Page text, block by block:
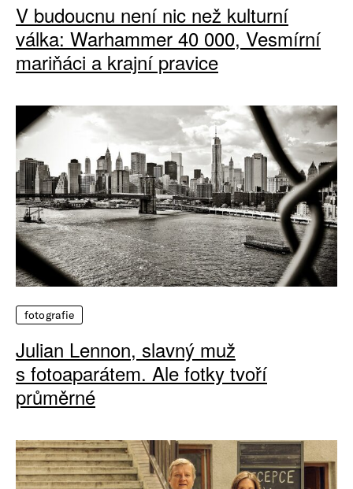
V budoucnu není nic než kulturní
válka: Warhammer 40 000, Vesmírní
mariňáci a krajní pravice
fotografie
Julian Lennon, slavný muž
s fotoaparátem. Ale fotky tvoří
průměrné